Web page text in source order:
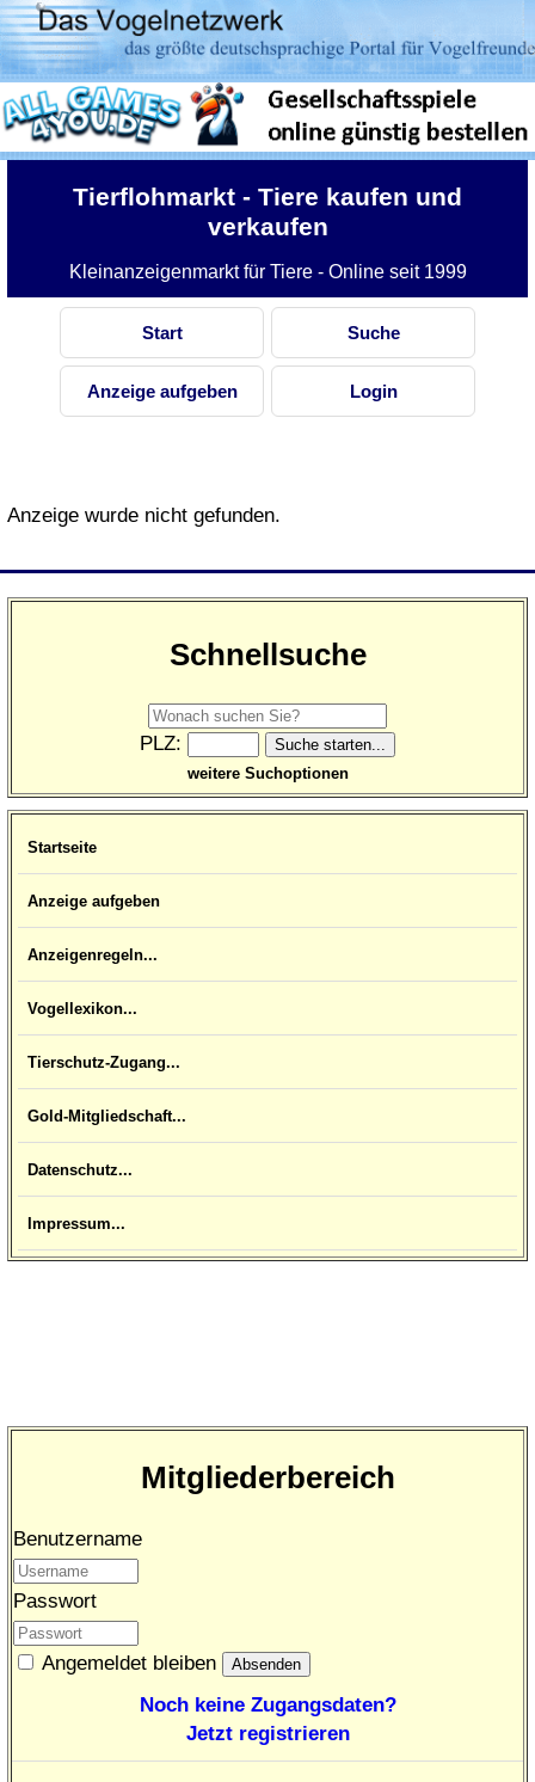
Schnellsuche
PLZ:
weitere Suchoptionen
Startseite
Anzeige aufgeben
Anzeigenregeln...
Vogellexikon...
Tierschutz-Zugang...
Gold-Mitgliedschaft...
Datenschutz...
Impressum...
Tierflohmarkt - Tiere kaufen und
verkaufen
Kleinanzeigenmarkt für Tiere - Online seit 1999
Start Suche
Anzeige aufgeben Login
Anzeige wurde nicht gefunden.
Mitgliederbereich
Benutzername
Passwort
Angemeldet bleiben
Noch keine Zugangsdaten?
Jetzt registrieren